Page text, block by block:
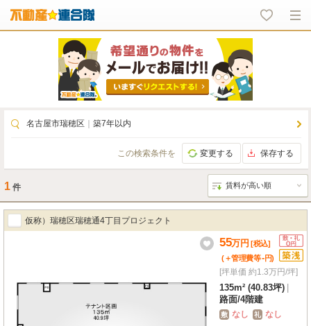
名古屋市瑞穂区 築7年以内
この検索条件を 変更する 保存する
1 件
仮称）瑞穂区瑞穂通4丁目プロジェクト
55万円 [税込]
(＋管理費等-円)
[坪単価 約1.3万円/坪]
135m² (40.83坪)
路面/4階建
敷 なし 礼 なし